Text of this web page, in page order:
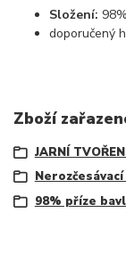
Složení:
doporučený
Zboží
JARNÍ
98% příze